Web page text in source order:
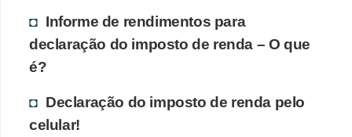
Informe de rendimentos para
declaração do imposto de renda – O que
é?
Declaração do imposto de renda pelo
celular!